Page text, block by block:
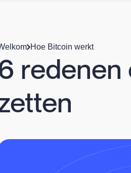
Hoe Bitcoin werkt
redenen